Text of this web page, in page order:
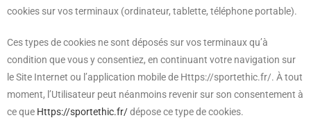
cookies sur vos terminaux (ordinateur, tablette, téléphone portable).
Ces types de cookies ne sont déposés sur vos terminaux qu’à
condition que vous y consentiez, en continuant votre navigation sur
le Site Internet ou l’application mobile de Https://sportethic.fr/. À tout
moment, l’Utilisateur peut néanmoins revenir sur son consentement à
ce que Https://sportethic.fr/dépose ce type de cookies.